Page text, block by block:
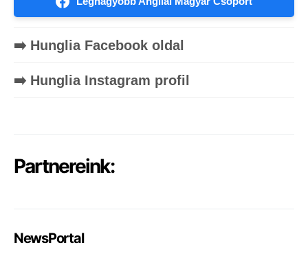
➡️ Hunglia Facebook oldal
➡️ Hunglia Instagram profil
Partnereink:
NewsPortal